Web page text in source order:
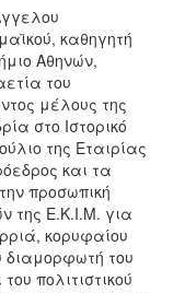
καθηγητή
Αθηνών,
του
μέλους της
στο Ιστορικό
της Εταιρίας
και τα
προσωπική
της Ε.Κ.Ι.Μ. για
κορυφαίου
διαμορφωτή του
πολιτιστικού